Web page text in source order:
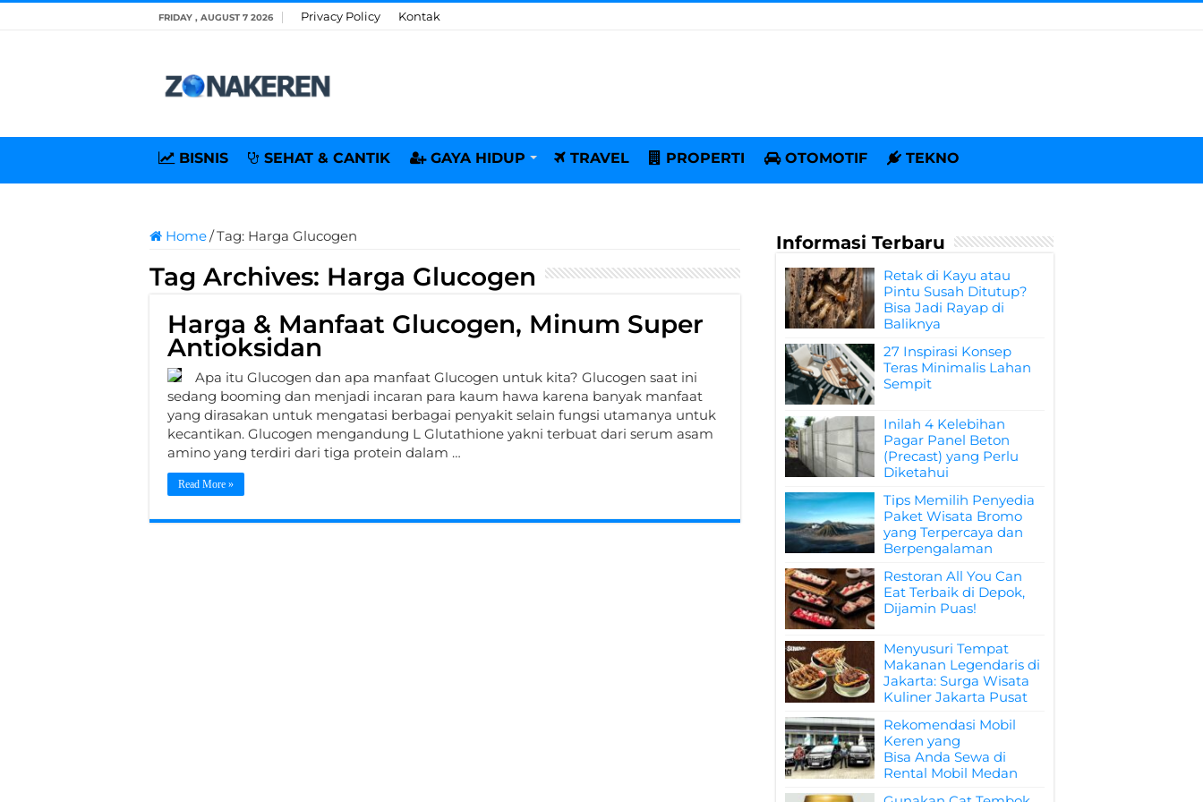
FRIDAY , AUGUST 7 2026 Privacy Policy Kontak
BISNIS SEHAT & CANTIK GAYA HIDUP TRAVEL PROPERTI OTOMOTIF TEKNO
Home/Tag: Harga Glucogen
Tag Archives: Harga Glucogen
Harga & Manfaat Glucogen, Minum Super
Antioksidan
Apa itu Glucogen dan apa manfaat Glucogen untuk kita? Glucogen saat ini
sedang booming dan menjadi incaran para kaum hawa karena banyak manfaat
yang dirasakan untuk mengatasi berbagai penyakit selain fungsi utamanya untuk
kecantikan. Glucogen mengandung L Glutathione yakni terbuat dari serum asam
amino yang terdiri dari tiga protein dalam …
Read More »
Informasi Terbaru
Retak di Kayu atau
Pintu Susah Ditutup?
Bisa Jadi Rayap di
Baliknya
27 Inspirasi Konsep
Teras Minimalis Lahan
Sempit
Inilah 4 Kelebihan
Pagar Panel Beton
(Precast) yang Perlu
Diketahui
Tips Memilih Penyedia
Paket Wisata Bromo
yang Terpercaya dan
Berpengalaman
Restoran All You Can
Eat Terbaik di Depok,
Dijamin Puas!
Menyusuri Tempat
Makanan Legendaris di
Jakarta: Surga Wisata
Kuliner Jakarta Pusat
Rekomendasi Mobil
Keren yang
Bisa Anda Sewa di
Rental Mobil Medan